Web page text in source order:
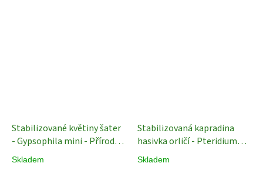
Stabilizované květiny šater
- Gypsophila mini - Přírodní
- 100 g
Rostliny
Skladem
Stabilizovaná kapradina
hasivka orličí - Pteridium
aquilinum - Šedá - 45 cm
Stabilizované Rostliny
Skladem